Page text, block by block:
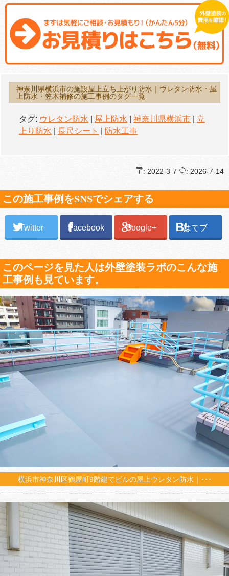
神奈川県横浜市の施設屋上立ち上がり防水｜ウレタン防水・屋
上防水・笠木補修の施工事例のタグ一覧
タグ: ウレタン防水 屋上防水 神奈川県横浜市
立
上り防水
長尺シート 防水工事
: 2022-3-7 : 2026-7-14
この施工事例をSNSでシェアする
Twitter Facebook Google+ はてブ
このページを見た人は外壁塗装ラボのこんな施
工事例も見ています。
横浜市神奈川区鶴屋町9階建てビルの屋上ウレタン防水｜･･･